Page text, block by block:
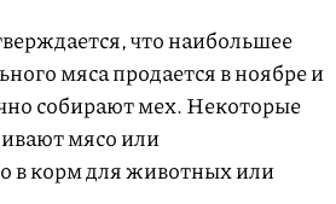
что наибольшее
мяса продается в ноябре и
собирают мех. Некоторые
мясо или
в корм для животных или